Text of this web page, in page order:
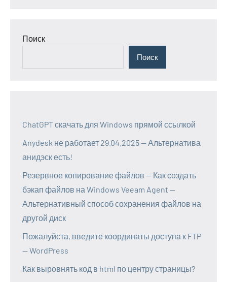
Поиск
Поиск
ChatGPT скачать для Windows прямой ссылкой
Anydesk не работает 29.04.2025 — Альтернатива
анидэск есть!
Резервное копирование файлов — Как создать
бэкап файлов на Windows Veeam Agent —
Альтернативный способ сохранения файлов на
другой диск
Пожалуйста, введите координаты доступа к FTP
— WordPress
Как выровнять код в html по центру страницы?